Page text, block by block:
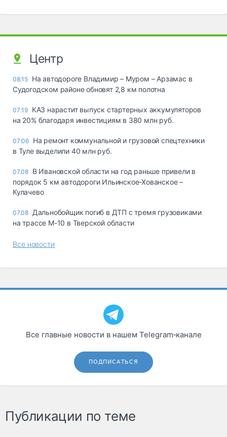
Центр
08:15 На автодороге Владимир – Муром – Арзамас в
Судогодском районе обновят 2,8 км полотна
07:19 КАЗ нарастит выпуск стартерных аккумуляторов
на 20% благодаря инвестициям в 380 млн руб.
07:06 На ремонт коммунальной и грузовой спецтехники
в Туле выделили 40 млн руб.
07.08 В Ивановской области на год раньше привели в
порядок 5 км автодороги Ильинское-Хованское –
Кулачево
07.08 Дальнобойщик погиб в ДТП с тремя грузовиками
на трассе М-10 в Тверской области
Все новости
Все главные новости в нашем Telegram‑канале
ПОДПИСАТЬСЯ
Публикации по теме